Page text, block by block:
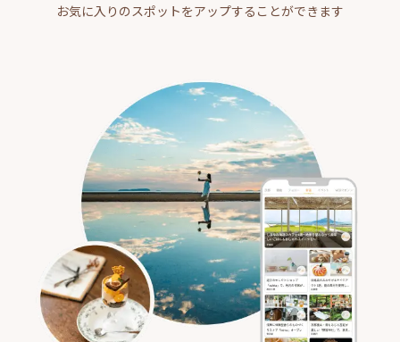
お気に入りのスポットをアップすることができます